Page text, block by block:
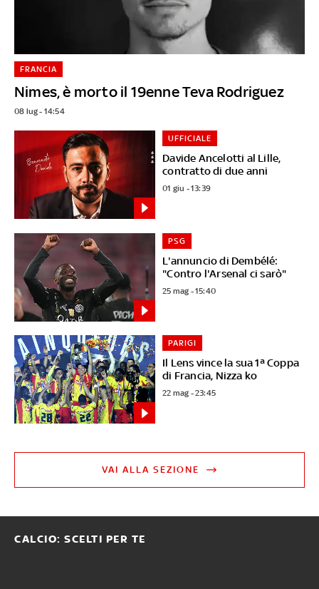
Nimes, è morto il 19enne Teva Rodriguez
FRANCIA
08 lug - 14:54
Davide Ancelotti al Lille,
contratto di due anni
UFFICIALE
01 giu - 13:39
L'annuncio di Dembélé:
"Contro l'Arsenal ci sarò"
PSG
25 mag - 15:40
Il Lens vince la sua 1ª Coppa
di Francia, Nizza ko
PARIGI
22 mag - 23:45
VAI ALLA SEZIONE
CALCIO: SCELTI PER TE